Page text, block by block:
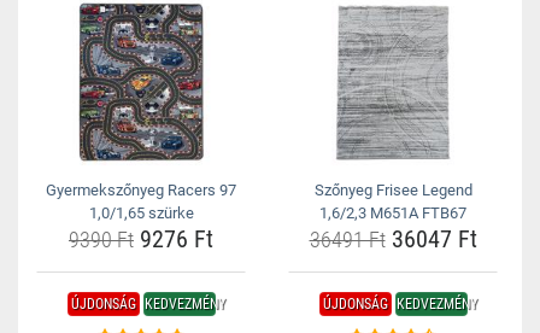
Gyermekszőnyeg Racers 97
1,0/1,65 szürke
9390 Ft 9276 Ft
Szőnyeg Frisee Legend
1,6/2,3 M651A FTB67
36491 Ft36047 Ft
ÚJDONSÁG KEDVEZMÉNY ÚJDONSÁG KEDVEZMÉNY